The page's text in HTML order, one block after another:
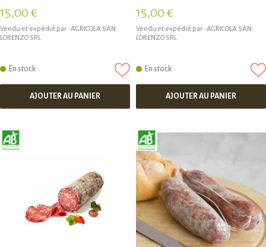
15,00 €
Vendu et expédié par : AGRICOLA SAN
LORENZO SRL
En stock
AJOUTER AU PANIER
15,00 €
Vendu et expédié par : AGRICOLA SAN
LORENZO SRL
En stock
AJOUTER AU PANIER